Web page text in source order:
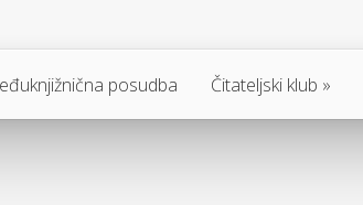
posudba Čitateljski klub